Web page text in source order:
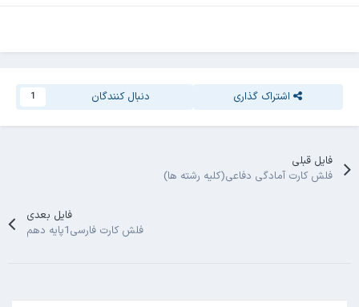
اشتراک گذاری دنبال کنندگان 1
فایل قبلی
فلش کارت آمادگی دفاعی(کلیه رشته ها)
فایل بعدی
فلش کارت فارسی1پایه دهم